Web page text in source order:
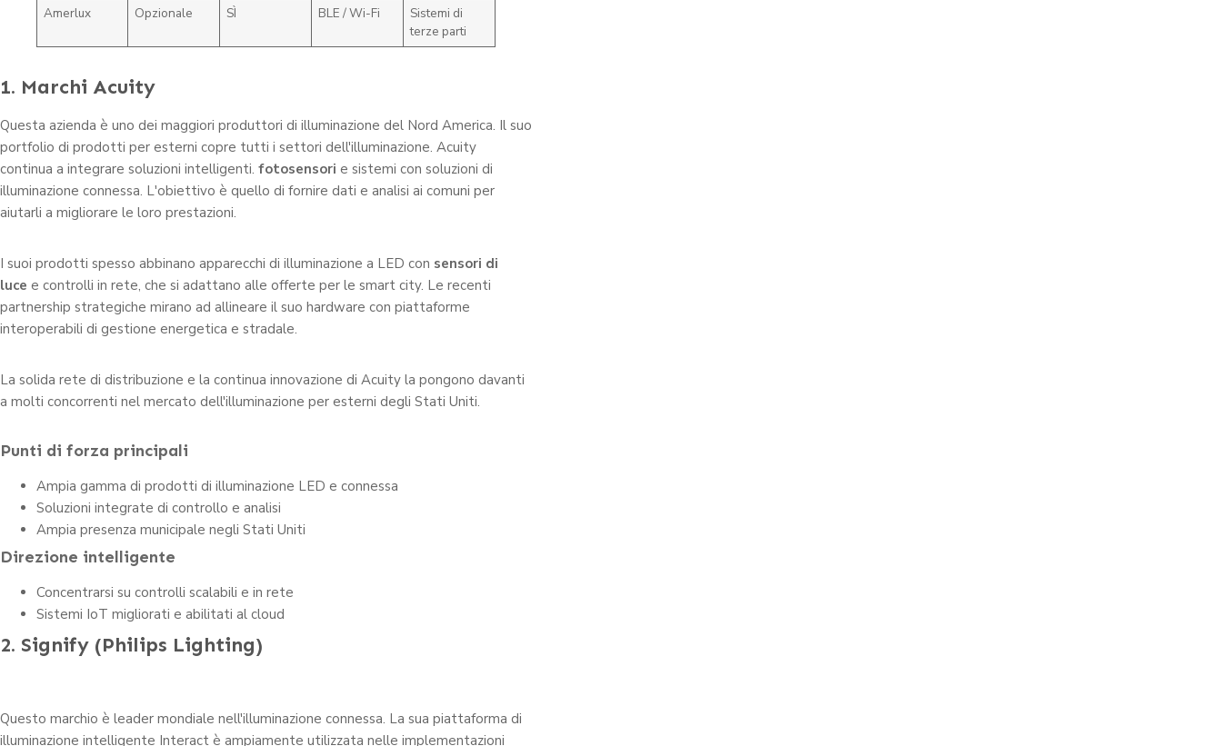
Amerlux
Opzionale SÌ BLE / Wi-Fi
Sistemi di
terze parti
1. Marchi Acuity
Questa azienda è uno dei maggiori produttori di illuminazione del Nord America. Il suo
portfolio di prodotti per esterni copre tutti i settori dell'illuminazione. Acuity
continua a integrare soluzioni intelligenti. fotosensori e sistemi con soluzioni di
illuminazione connessa. L'obiettivo è quello di fornire dati e analisi ai comuni per
aiutarli a migliorare le loro prestazioni.
I suoi prodotti spesso abbinano apparecchi di illuminazione a LED con sensori di
luce e controlli in rete, che si adattano alle offerte per le smart city. Le recenti
partnership strategiche mirano ad allineare il suo hardware con piattaforme
interoperabili di gestione energetica e stradale.
La solida rete di distribuzione e la continua innovazione di Acuity la pongono davanti
a molti concorrenti nel mercato dell'illuminazione per esterni degli Stati Uniti.
Punti di forza principali
Ampia gamma di prodotti di illuminazione LED e connessa
Soluzioni integrate di controllo e analisi
Ampia presenza municipale negli Stati Uniti
Direzione intelligente
Concentrarsi su controlli scalabili e in rete
Sistemi IoT migliorati e abilitati al cloud
2. Signify (Philips Lighting)
Questo marchio è leader mondiale nell'illuminazione connessa. La sua piattaforma di
illuminazione intelligente Interact è ampiamente utilizzata nelle implementazioni